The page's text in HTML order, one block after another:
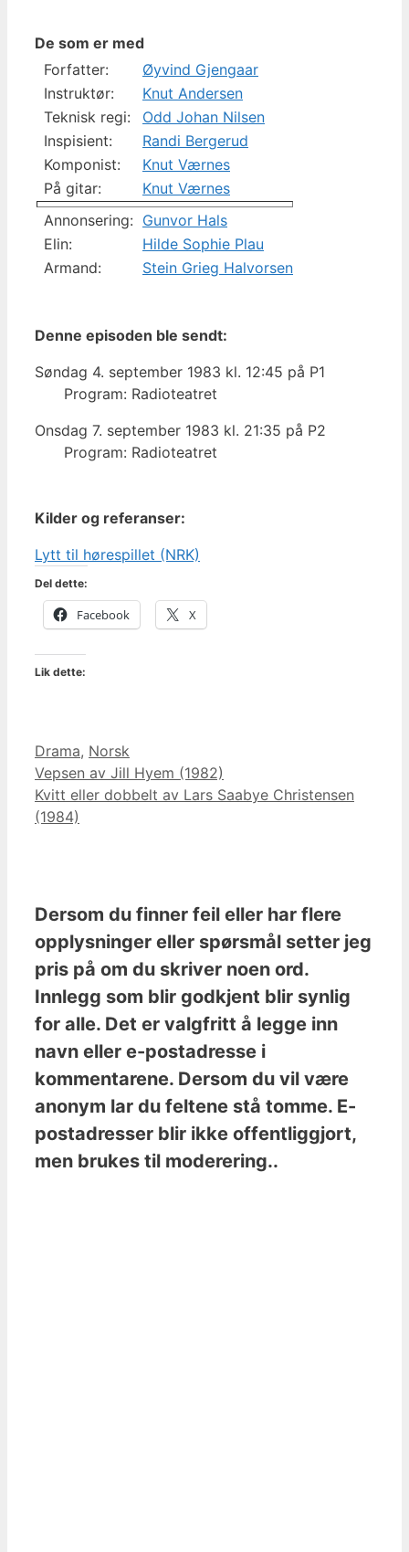
De som er med
Forfatter:
Øyvind Gjengaar
Instruktør:
Knut Andersen
Teknisk regi:
Odd Johan Nilsen
Inspisient:
Randi Bergerud
Komponist:
Knut Værnes
På gitar:
Knut Værnes
Annonsering: Gunvor Hals
Elin:
Hilde Sophie Plau
Armand:
Stein Grieg Halvorsen
Denne episoden ble sendt:
Søndag 4. september 1983 kl. 12:45 på P1
Program: Radioteatret
Onsdag 7. september 1983 kl. 21:35 på P2
Program: Radioteatret
Kilder og referanser:
Lytt til hørespillet (NRK)
Del dette:
Facebook X
Lik dette:
Kategorier
Drama, Norsk
Vepsen av Jill Hyem (1982)
Kvitt eller dobbelt av Lars Saabye Christensen
(1984)
Dersom du finner feil eller har flere
opplysninger eller spørsmål setter jeg
pris på om du skriver noen ord.
Innlegg som blir godkjent blir synlig
for alle. Det er valgfritt å legge inn
navn eller e-postadresse i
kommentarene. Dersom du vil være
anonym lar du feltene stå tomme. E-
postadresser blir ikke offentliggjort,
men brukes til moderering..